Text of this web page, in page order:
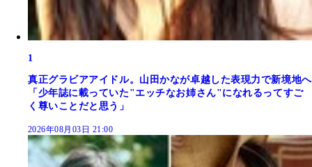
1
真正グラビアアイドル。山田かなが卓越した表現力で新境地へ
「少年誌に載っていた"エッチなお姉さん"になれるってすご
く尊いことだと思う」
2026年08月03日 21:00